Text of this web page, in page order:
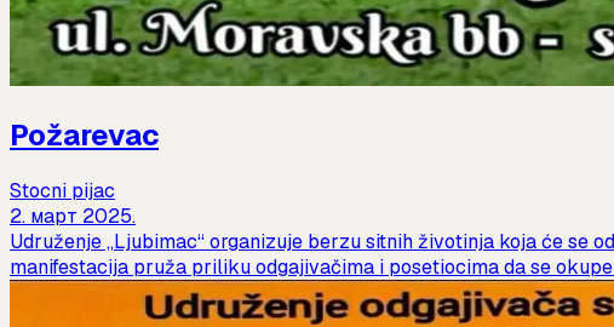
Požarevac
Stocni pijac
2. март 2025.
Udruženje „Ljubimac“ organizuje berzu sitnih životinja koja će se
manifestacija pruža priliku odgajivačima i posetiocima da se